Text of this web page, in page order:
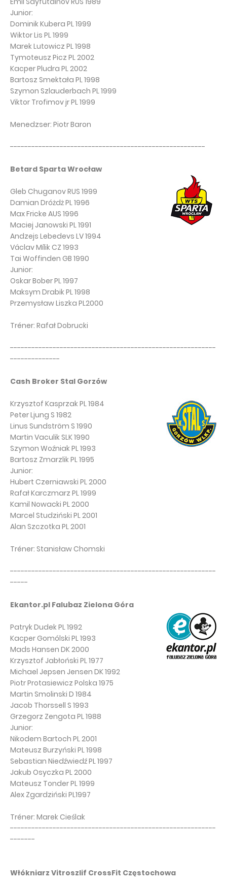
Junior:
Dominik Kubera PL 1999
Wiktor Lis PL 1999
Marek Lutowicz PL 1998
Tymoteusz Picz PL 2002
Kacper Pludra PL 2002
Bartosz Smektała PL 1998
Szymon Szlauderbach PL 1999
Viktor Trofimov jr PL 1999
Menedzser: Piotr Baron
-------------------------------------------------------
Betard Sparta Wrocław
Gleb Chuganov RUS 1999
Damian Dróżdż PL 1996
Max Fricke AUS 1996
Maciej Janowski PL 1991
Andzejs Lebedevs LV 1994
Václav Mílik CZ 1993
Tai Woffinden GB 1990
Junior:
Oskar Bober PL 1997
Maksym Drabik PL 1998
Przemysław Liszka PL2000
Tréner: Rafał Dobrucki
----------------------------------------------------------
--------------
Cash Broker Stal Gorzów
Krzysztof Kasprzak PL 1984
Peter Ljung S 1982
Linus Sundström S 1990
Martin Vaculik SLK 1990
Szymon Woźniak PL 1993
Bartosz Zmarzlik PL 1995
Junior:
Hubert Czerniawski PL 2000
Rafał Karczmarz PL 1999
Kamil Nowacki PL 2000
Marcel Studziński PL 2001
Alan Szczotka PL 2001
Tréner: Stanisław Chomski
----------------------------------------------------------
-----
Ekantor.pl Falubaz Zielona Góra
Patryk Dudek PL 1992
Kacper Gomólski PL 1993
Mads Hansen DK 2000
Krzysztof Jabłoński PL 1977
Michael Jepsen Jensen DK 1992
Piotr Protasiewicz Polska 1975
Martin Smolinski D 1984
Jacob Thorssell S 1993
Grzegorz Zengota PL 1988
Junior:
Nikodem Bartoch PL 2001
Mateusz Burzyński PL 1998
Sebastian Niedźwiedź PL 1997
Jakub Osyczka PL 2000
Mateusz Tonder PL 1999
Alex Zgardziński PL1997
Tréner: Marek Cieślak
----------------------------------------------------------
-------
Włókniarz Vitroszlif CrossFit Częstochowa